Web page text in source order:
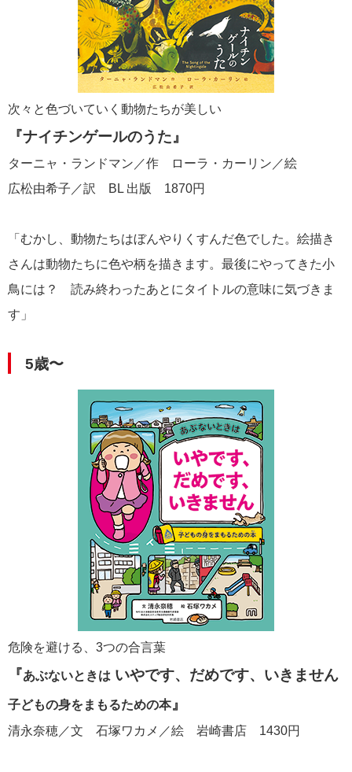
次々と色づいていく動物たちが美しい
『ナイチンゲールのうた』
ターニャ・ランドマン／作 ローラ・カーリン／絵
広松由希子／訳 BL 出版 1870円
「むかし、動物たちはぼんやりくすんだ色でした。絵描き
さんは動物たちに色や柄を描きます。最後にやってきた小
鳥には？ 読み終わったあとにタイトルの意味に気づきま
す」
5歳〜
危険を避ける、3つの合言葉
『あぶないときは いやです、だめです、いきません
子どもの身をまもるための本』
清永奈穂／文 石塚ワカメ／絵 岩崎書店 1430円